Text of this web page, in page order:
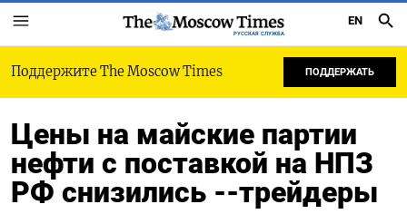
РУССКАЯ СЛУЖБА
EN
Поддержите The Moscow Times ПОДДЕРЖАТЬ
Цены на майские партии
нефти с поставкой на НПЗ
РФ снизились --трейдеры